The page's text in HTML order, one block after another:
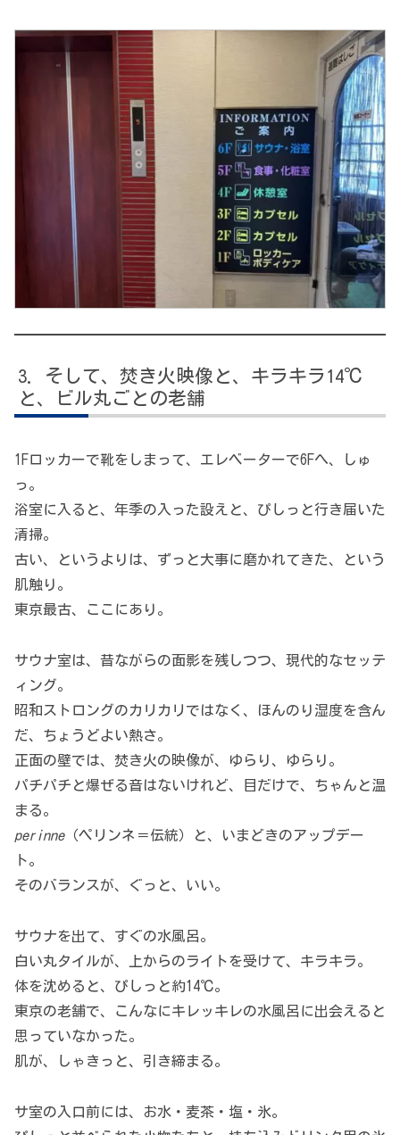
そして、焚き火映像と、キラキラ14℃
と、ビル丸ごとの老舗
1Fロッカーで靴をしまって、エレベーターで6Fへ、しゅ
っ。
浴室に入ると、年季の入った設えと、ぴしっと行き届いた
清掃。
古い、というよりは、ずっと大事に磨かれてきた、という
肌触り。
東京最古、ここにあり。
サウナ室は、昔ながらの面影を残しつつ、現代的なセッテ
ィング。
昭和ストロングのカリカリではなく、ほんのり湿度を含ん
だ、ちょうどよい熱さ。
正面の壁では、焚き火の映像が、ゆらり、ゆらり。
パチパチと爆ぜる音はないけれど、目だけで、ちゃんと温
まる。
perinne（ペリンネ＝伝統）と、いまどきのアップデー
ト。
そのバランスが、ぐっと、いい。
サウナを出て、すぐの水風呂。
白い丸タイルが、上からのライトを受けて、キラキラ。
体を沈めると、ぴしっと約14℃。
東京の老舗で、こんなにキレッキレの水風呂に出会えると
思っていなかった。
肌が、しゃきっと、引き締まる。
サ室の入口前には、お水・麦茶・塩・氷。